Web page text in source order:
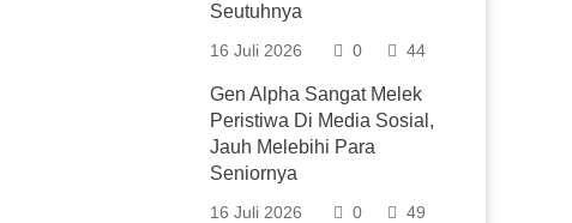
Seutuhnya
16 Juli 2026 0 44
Gen Alpha Sangat Melek
Peristiwa Di Media Sosial,
Jauh Melebihi Para
Seniornya
16 Juli 2026 0 49